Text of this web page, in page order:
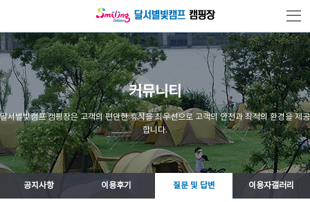
커뮤니티
달서별빛캠프 캠핑장은 고객의 편안한 휴식을 최우선으로 고객의 안전과 최적의 환경을 제공
합니다.
공지사항 이용후기 질문 및 답변 이용자갤러리